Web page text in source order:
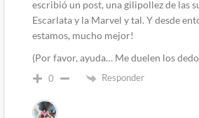
escribió un post, una gilipollez de las
Escarlata y la Marvel y tal. Y desde
estamos, mucho mejor!
(Por favor, ayuda… Me duelen los
0 Responder